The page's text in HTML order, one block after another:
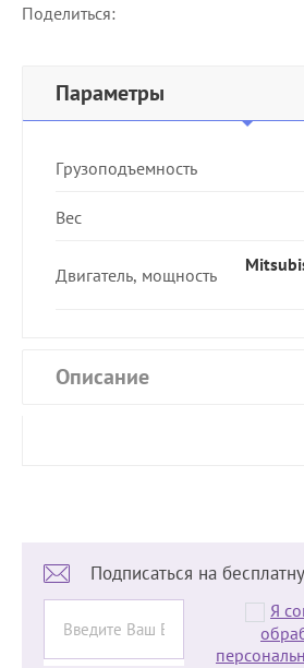
Поделиться:
Параметры
Грузоподъемность
Вес
Двигатель, мощность
Описание
Подписаться на
Я